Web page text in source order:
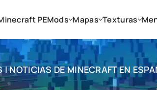
PEMods Mapas Texturas
NOTICIAS DE MINECRAFT EN